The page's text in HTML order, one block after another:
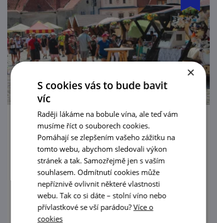
Farmářské trhy v Ivančicích
5. 9. '26
Prodej regionálních produktů a výrobků na
Palackého náměstí v Ivančicích.
prohlédnout
×
S cookies vás to bude bavit
víc
Raději lákáme na bobule vína, ale teď vám
musíme říct o souborech cookies.
Pomáhají se zlepšením vašeho zážitku na
tomto webu, abychom sledovali výkon
stránek a tak. Samozřejmě jen s vaším
souhlasem. Odmítnutí cookies může
nepříznivě ovlivnit některé vlastnosti
webu. Tak co si dáte – stolní víno nebo
přívlastkové se vší parádou?Více o
cookies